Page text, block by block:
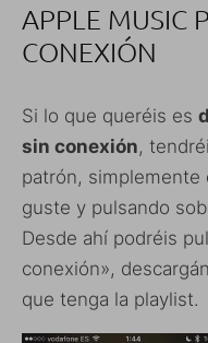
APPLE MUSIC
CONEXIÓN
Si lo que queréis es
sin conexión,
patrón, simplemente
guste y pulsando
Desde ahí podréis
conexión»,
que tenga la playlist.